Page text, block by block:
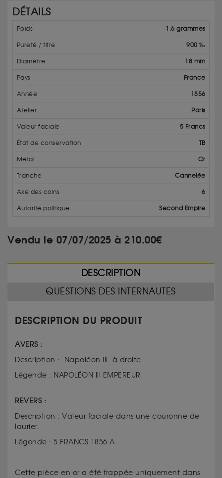
DÉTAILS
Poids 1.6 grammes
Pureté / titre 900 ‰
Diamètre 18 mm
Pays France
Année 1856
Atelier Paris
Valeur faciale 5 Francs
État de conservation TB
Métal Or
Tranche Cannelée
Axe des coins 6
Autorité politique Second Empire
Vendu le 07/07/2025 à 210.00€
DESCRIPTION
QUESTIONS DES INTERNAUTES
DESCRIPTION DU PRODUIT
AVERS :
Description : Napoléon III à droite.
Légende : NAPOLÉON III EMPEREUR
REVERS :
Description : Valeur faciale dans une couronne de
laurier.
Légende : 5 FRANCS 1856 A
Cette pièce en or a été frappée uniquement dans